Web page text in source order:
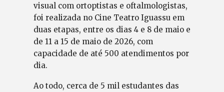
visual com ortoptistas e oftalmologistas,
foi realizada no Cine Teatro Iguassu em
duas etapas, entre os dias 4 e 8 de maio e
de 11 a 15 de maio de 2026, com
capacidade de até 500 atendimentos por
dia.
Ao todo, cerca de 5 mil estudantes das